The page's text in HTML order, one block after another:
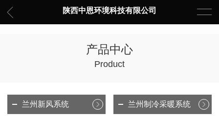
陕西中恩环境科技有限公司
产品中心
Product
兰州新风系统 兰州制冷采暖系统